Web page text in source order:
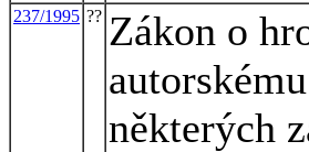
237/1995 ?? Zákon o
některých